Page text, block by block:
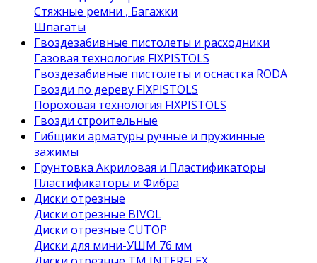
Стяжные ремни , Багажки
Шпагаты
Гвоздезабивные пистолеты и расходники
Газовая технология FIXPISTOLS
Гвоздезабивные пистолеты и оснастка RODA
Гвозди по дереву FIXPISTOLS
Пороховая технология FIXPISTOLS
Гвозди строительные
Гибщики арматуры ручные и пружинные
зажимы
Грунтовка Акриловая и Пластификаторы
Пластификаторы и Фибра
Диски отрезные
Диски отрезные BIVOL
Диски отрезные CUTOP
Диски для мини-УШМ 76 мм